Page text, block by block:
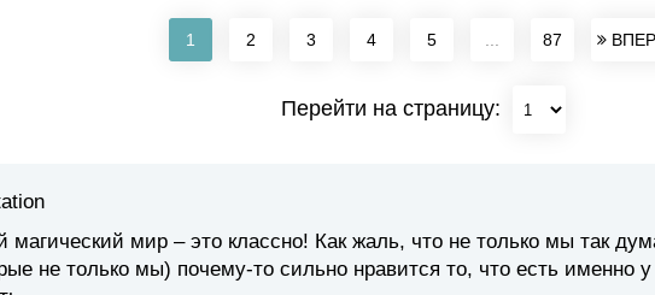
1 2 3 4 5 87
Перейти на страницу:
магический мир – это классно! Как жаль, что не только мы так
не только мы) почему-то сильно нравится то, что есть именно